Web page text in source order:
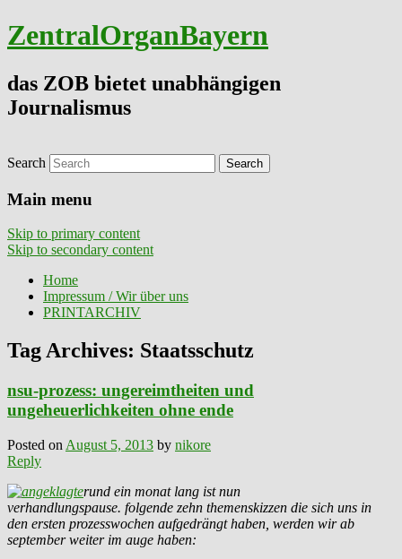
ZentralOrganBayern
das ZOB bietet unabhängigen
Journalismus
Search
Main menu
Skip to primary content
Skip to secondary content
Home
Impressum / Wir über uns
PRINTARCHIV
Tag Archives: Staatsschutz
nsu-prozess: ungereimtheiten und
ungeheuerlichkeiten ohne ende
Posted on August 5, 2013 by nikore
Reply
rund ein monat lang ist nun
verhandlungspause. folgende zehn themenskizzen die sich uns in
den ersten prozesswochen aufgedrängt haben, werden wir ab
september weiter im auge haben: